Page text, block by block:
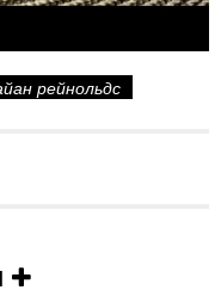
рейнольдс